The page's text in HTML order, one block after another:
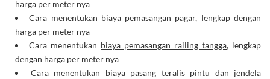
harga per meter nya
Cara menentukan biaya pemasangan pagar, lengkap dengan
harga per meter nya
Cara menentukan biaya pemasangan railing tangga, lengkap
dengan harga per meter nya
Cara menentukan biaya pasang teralis pintu dan jendela